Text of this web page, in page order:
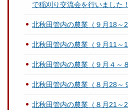
で稲刈り交流会を行いました！
北秋田管内の農業（９月18～
北秋田管内の農業（９月11～
北秋田管内の農業（９月４～８
北秋田管内の農業（８月28～
北秋田管内の農業（８月21～